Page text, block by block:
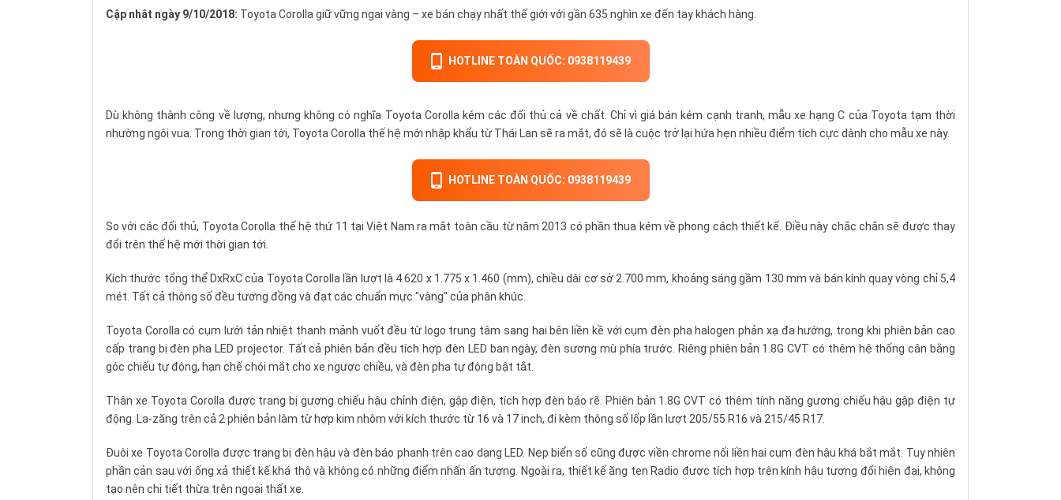
Cập nhât ngày 9/10/2018: Toyota Corolla giữ vững ngai vàng – xe bán chạy nhất thế giới với gần 635 nghìn xe đến tay khách hàng.
HOTLINE TOÀN QUỐC: 0938119439
Dù không thành công về lượng, nhưng không có nghĩa Toyota Corolla kém các đối thủ cả về chất. Chỉ vì giá bán kém cạnh tranh, mẫu xe hạng C của Toyota tạm thời
nhường ngôi vua. Trong thời gian tới, Toyota Corolla thế hệ mới nhập khẩu từ Thái Lan sẽ ra mắt, đó sẽ là cuộc trở lại hứa hẹn nhiều điểm tích cực dành cho mẫu xe này.
HOTLINE TOÀN QUỐC: 0938119439
So với các đối thủ, Toyota Corolla thế hệ thứ 11 tại Việt Nam ra mắt toàn cầu từ năm 2013 có phần thua kém về phong cách thiết kế. Điều này chắc chắn sẽ được thay
đổi trên thế hệ mới thời gian tới.
Kích thước tổng thể DxRxC của Toyota Corolla lần lượt là 4.620 x 1.775 x 1.460 (mm), chiều dài cơ sở 2.700 mm, khoảng sáng gầm 130 mm và bán kính quay vòng chỉ 5,4
mét. Tất cả thông số đều tương đồng và đạt các chuẩn mực "vàng" của phân khúc.
Toyota Corolla có cụm lưới tản nhiệt thanh mảnh vuốt đều từ logo trung tâm sang hai bên liền kề với cụm đèn pha halogen phản xạ đa hướng, trong khi phiên bản cao
cấp trang bị đèn pha LED projector. Tất cả phiên bản đều tích hợp đèn LED ban ngày, đèn sương mù phía trước. Riêng phiên bản 1.8G CVT có thêm hệ thống cân bằng
góc chiếu tự động, hạn chế chói mắt cho xe ngược chiều, và đèn pha tự động bật tắt.
Thân xe Toyota Corolla được trang bị gương chiếu hậu chỉnh điện, gập điện, tích hợp đèn báo rẽ. Phiên bản 1.8G CVT có thêm tính năng gương chiếu hậu gập điện tự
động. La-zăng trên cả 2 phiên bản làm từ hợp kim nhôm với kích thước từ 16 và 17 inch, đi kèm thông số lốp lần lượt 205/55 R16 và 215/45 R17.
Đuôi xe Toyota Corolla được trang bị đèn hậu và đèn báo phanh trên cao dạng LED. Nẹp biển số cũng được viền chrome nối liền hai cụm đèn hậu khá bắt mắt. Tuy nhiên
phần cản sau với ống xả thiết kế khá thô và không có những điểm nhấn ấn tượng. Ngoài ra, thiết kế ăng ten Radio được tích hợp trên kính hậu tương đối hiện đại, không
tạo nên chi tiết thừa trên ngoại thất xe.